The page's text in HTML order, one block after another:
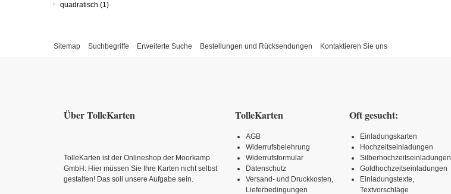
quadratisch (1)
Sitemap Suchbegriffe Erweiterte Suche Bestellungen und Rücksendungen Kontaktieren Sie uns
Über TolleKarten
TolleKarten ist der Onlineshop der Moorkamp
GmbH: Hier müssen Sie Ihre Karten nicht selbst
gestalten! Das soll unsere Aufgabe sein.
TolleKarten
AGB
Widerrufsbelehrung
Widerrufsformular
Datenschutz
Versand- und Druckkosten,
Lieferbedingungen
Oft gesucht:
Einladungskarten
Hochzeitseinladungen
Silberhochzeitseinladungen
Goldhochzeitseinladungen
Einladungstexte,
Textvorschläge